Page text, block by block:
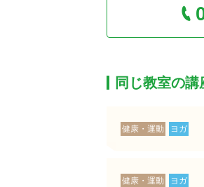
同じ教室の講
健康・運動 ヨガ
健康・運動 ヨガ